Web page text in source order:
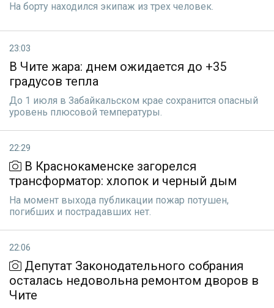
На борту находился экипаж из трех человек.
23:03
В Чите жара: днем ожидается до +35
градусов тепла
До 1 июля в Забайкальском крае сохранится опасный
уровень плюсовой температуры.
22:29
В Краснокаменске загорелся
трансформатор: хлопок и черный дым
На момент выхода публикации пожар потушен,
погибших и пострадавших нет.
22:06
Депутат Законодательного собрания
осталась недовольна ремонтом дворов в
Чите